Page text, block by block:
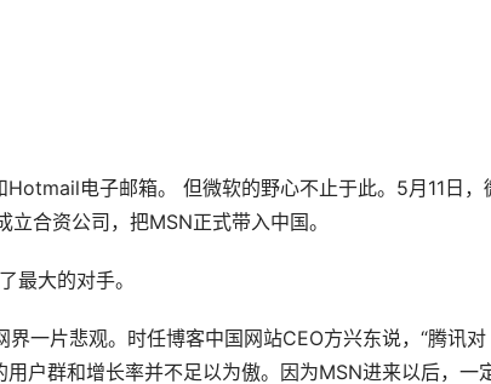
电子邮箱。 但微软的野心不止于此。5月11日，
合资公司，把MSN正式带入中国。
最大的对手。
一片悲观。时任博客中国网站CEO方兴东说，“腾讯对
户群和增长率并不足以为傲。因为MSN进来以后，一